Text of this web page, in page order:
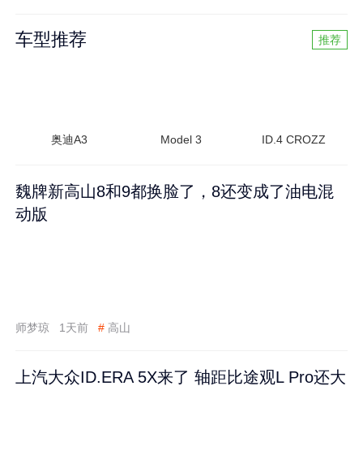
车型推荐 推荐
奥迪A3 Model 3 ID.4 CROZZ
魏牌新高山8和9都换脸了，8还变成了油电混
动版
师梦琼 1天前 # 高山
上汽大众ID.ERA 5X来了 轴距比途观L Pro还大